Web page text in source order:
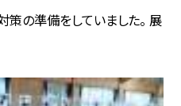
策の準備をしていました。 展